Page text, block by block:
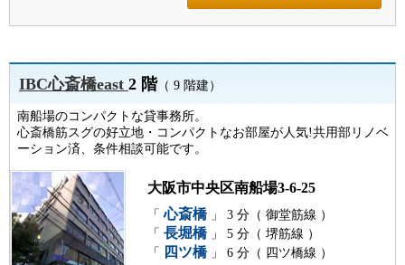
IBC心斎橋east2 階（ 9 階建）
南船場のコンパクトな貸事務所。
心斎橋筋スグの好立地・コンパクトなお部屋が人気!共用部リノベ
ーション済、条件相談可能です。
大阪市中央区南船場3-6-25
「 心斎橋 」 3 分（ 御堂筋線 ）
「 長堀橋 」 5 分（ 堺筋線 ）
「
四ツ橋 」 6 分（ 四ツ橋線 ）